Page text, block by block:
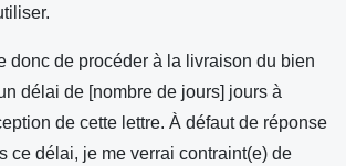
donc de procéder à la livraison du bien
délai de [nombre de jours] jours à
de cette lettre. À défaut de réponse
ce délai, je me verrai contraint(e) de